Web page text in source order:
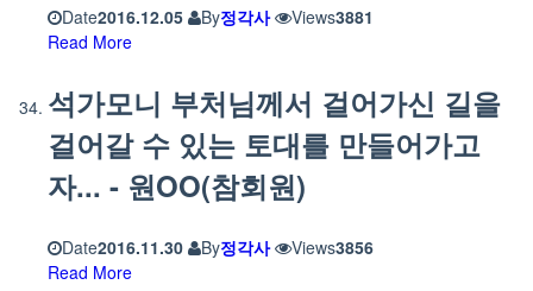
Date2016.12.05 By정각사 Views3881
Read More
석가모니 부처님께서 걸어가신 길을
걸어갈 수 있는 토대를 만들어가고
자... - 원OO(참회원)
Date2016.11.30 By정각사 Views3856
Read More